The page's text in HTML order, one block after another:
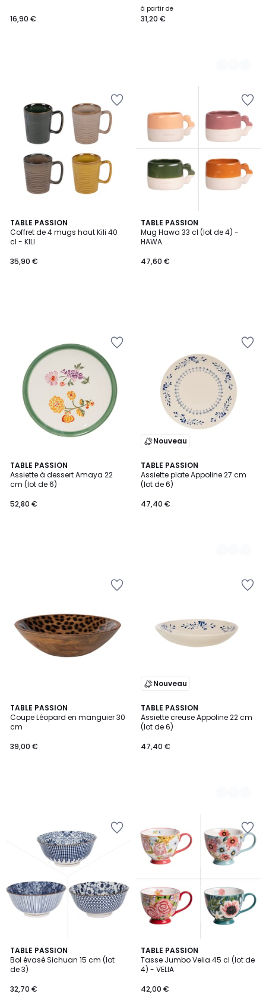
16,90 €
à partir de
31,20 €
TABLE PASSION
Coffret de 4 mugs haut Kili 40
cl - KILI
35,90 €
TABLE PASSION
Mug Hawa 33 cl (lot de 4) -
HAWA
47,60 €
TABLE PASSION
Assiette à dessert Amaya 22
cm (lot de 6)
52,80 €
Nouveau
TABLE PASSION
Assiette plate Appoline 27 cm
(lot de 6)
47,40 €
2
Couleurs
TABLE PASSION
Coupe Léopard en manguier 30
cm
39,00 €
Nouveau
TABLE PASSION
Assiette creuse Appoline 22 cm
(lot de 6)
47,40 €
2
Couleurs
TABLE PASSION
Bol évasé Sichuan 15 cm (lot
de 3)
32,70 €
5
/
5
TABLE PASSION
Tasse Jumbo Velia 45 cl (lot de
4) - VELIA
42,00 €